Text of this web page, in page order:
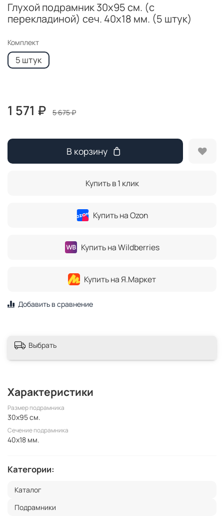
Глухой подрамник 30x95 см. (с
перекладиной) сеч. 40х18 мм. (5 штук)
Комплект
5 штук
1 571 ₽ 5 675 ₽
В корзину
Купить в 1 клик
Купить на Ozon
Купить на Wildberries
Купить на Я.Маркет
Добавить в сравнение
Выбрать
Характеристики
Размер подрамника
30x95 см.
Сечение подрамника
40x18 мм.
Категории:
Каталог
Подрамники